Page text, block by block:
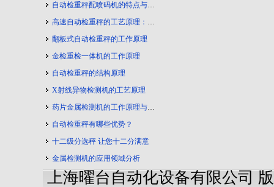
自动检重秤配喷码机的特点与应用
高速自动检重秤的工艺原理：守护产品质量的幕后力量
翻板式自动检重秤的工作原理
金检重检一体机的工作原理
自动检重秤的结构原理
X射线异物检测机的工艺原理
药片金属检测机的工作原理与工艺流程
自动检重秤有哪些优势？
十二级分选秤 让您十二分满意
金属检测机的应用领域分析
上海曜台自动化设备有限公司